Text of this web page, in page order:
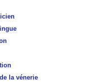
la vénerie